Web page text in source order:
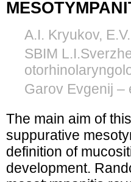
A.I. Kryukov,
SBIM
Garov Evgenij –
The main aim of
suppurative
definition of
development.